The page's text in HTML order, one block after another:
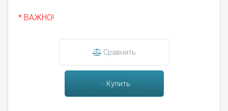
* ВАЖНО!
Сравнить
Купить